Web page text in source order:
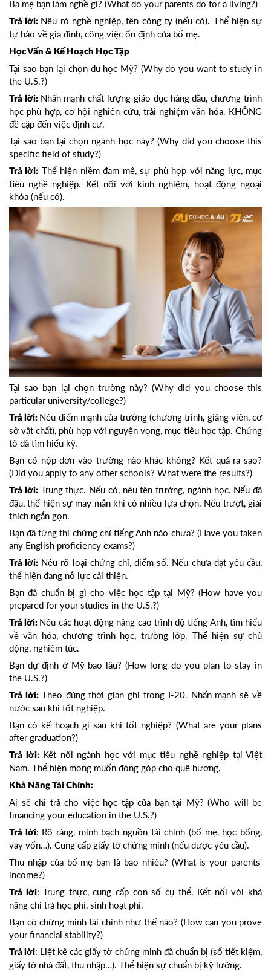
Ba mẹ bạn làm nghề gì? (What do your parents do for a living?)
Trả lời: Nêu rõ nghề nghiệp, tên công ty (nếu có). Thể hiện sự
tự hào về gia đình, công việc ổn định của bố mẹ.
Học Vấn & Kế Hoạch Học Tập
Tại sao bạn lại chọn du học Mỹ? (Why do you want to study in
the U.S.?)
Trả lời: Nhấn mạnh chất lượng giáo dục hàng đầu, chương trình
học phù hợp, cơ hội nghiên cứu, trải nghiệm văn hóa. KHÔNG
đề cập đến việc định cư.
Tại sao bạn lại chọn ngành học này? (Why did you choose this
specific field of study?)
Trả lời: Thể hiện niềm đam mê, sự phù hợp với năng lực, mục
tiêu nghề nghiệp. Kết nối với kinh nghiệm, hoạt động ngoại
khóa (nếu có).
Tại sao bạn lại chọn trường này? (Why did you choose this
particular university/college?)
Trả lời: Nêu điểm mạnh của trường (chương trình, giảng viên, cơ
sở vật chất), phù hợp với nguyện vọng, mục tiêu học tập. Chứng
tỏ đã tìm hiểu kỹ.
Bạn có nộp đơn vào trường nào khác không? Kết quả ra sao?
(Did you apply to any other schools? What were the results?)
Trả lời:Trung thực. Nếu có, nêu tên trường, ngành học. Nếu đã
đậu, thể hiện sự may mắn khi có nhiều lựa chọn. Nếu trượt, giải
thích ngắn gọn.
Bạn đã từng thi chứng chỉ tiếng Anh nào chưa? (Have you taken
any English proficiency exams?)
Trả lời: Nêu rõ loại chứng chỉ, điểm số. Nếu chưa đạt yêu cầu,
thể hiện đang nỗ lực cải thiện.
Bạn đã chuẩn bị gì cho việc học tập tại Mỹ? (How have you
prepared for your studies in the U.S.?)
Trả lời: Nêu các hoạt động nâng cao trình độ tiếng Anh, tìm hiểu
về văn hóa, chương trình học, trường lớp. Thể hiện sự chủ
động, nghiêm túc.
Bạn dự định ở Mỹ bao lâu? (How long do you plan to stay in
the U.S.?)
Trả lời: Theo đúng thời gian ghi trong I-20. Nhấn mạnh sẽ về
nước sau khi tốt nghiệp.
Bạn có kế hoạch gì sau khi tốt nghiệp? (What are your plans
after graduation?)
Trả lời:Kết nối ngành học với mục tiêu nghề nghiệp tại Việt
Nam. Thể hiện mong muốn đóng góp cho quê hương.
Khả Năng Tài Chính:
Ai sẽ chi trả cho việc học tập của bạn tại Mỹ? (Who will be
financing your education in the U.S.?)
Trả lời: Rõ ràng, minh bạch nguồn tài chính (bố mẹ, học bổng,
vay vốn…). Cung cấp giấy tờ chứng minh (nếu được yêu cầu).
Thu nhập của bố mẹ bạn là bao nhiêu? (What is your parents'
income?)
Trả lời: Trung thực, cung cấp con số cụ thể. Kết nối với khả
năng chi trả học phí, sinh hoạt phí.
Bạn có chứng minh tài chính như thế nào? (How can you prove
your financial stability?)
Trả lời: Liệt kê các giấy tờ chứng minh đã chuẩn bị (sổ tiết kiệm,
giấy tờ nhà đất, thu nhập…). Thể hiện sự chuẩn bị kỹ lưỡng.